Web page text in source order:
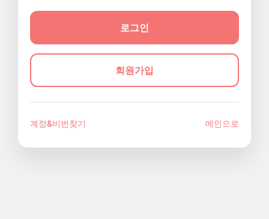
회원가입
계정&비번찾기 메인으로